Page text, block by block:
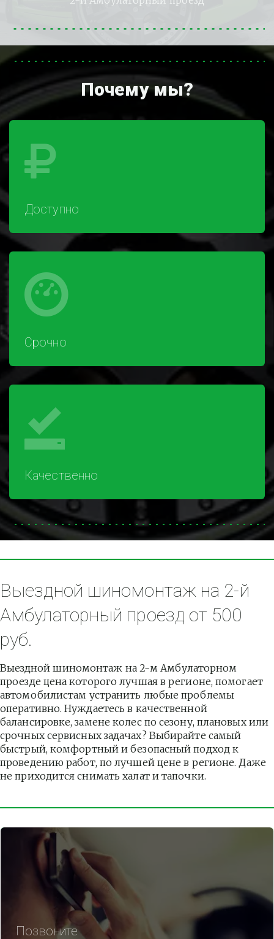
Почему мы?
Доступно
Срочно
Качественно
Выездной шиномонтаж на 2-й
Амбулаторный проезд от 500
руб.
Выездной шиномонтаж на 2-м Амбулаторном
проезде цена которого лучшая в регионе, помогает
автомобилистам устранить любые проблемы
оперативно. Нуждаетесь в качественной
балансировке, замене колес по сезону, плановых или
срочных сервисных задачах? Выбирайте самый
быстрый, комфортный и безопасный подход к
проведению работ, по лучшей цене в регионе. Даже
не приходится снимать халат и тапочки.
Позвоните